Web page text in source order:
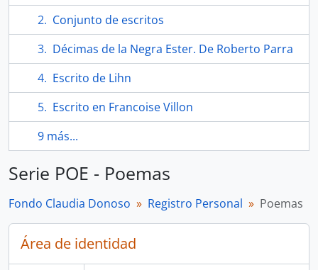
Conjunto de escritos
Décimas de la Negra Ester. De Roberto Parra
Escrito de Lihn
Escrito en Francoise Villon
9 más...
Serie POE - Poemas
Fondo Claudia Donoso Registro Personal Poemas
Área de identidad